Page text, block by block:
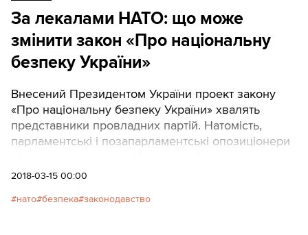
За лекалами НАТО: що може
змінити закон «Про національну
безпеку України»
Внесений Президентом України проект закону
«Про національну безпеку України» хвалять
представники провладних партій. Натомість,
парламентські і позапарламентські опозиціонери
влада» апріорі не може робити нічого хорошого -
Щоб дізнатися, хто ж правий, Вам треба
2018-03-15 00:00
нато безпека законодавство